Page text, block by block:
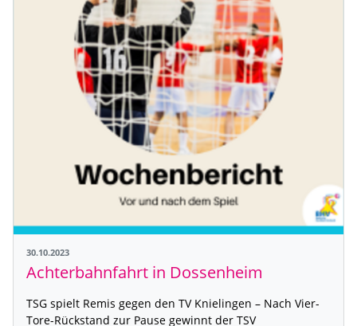
30.10.2023
Achterbahnfahrt in Dossenheim
TSG spielt Remis gegen den TV Knielingen – Nach Vier-
Tore-Rückstand zur Pause gewinnt der TSV